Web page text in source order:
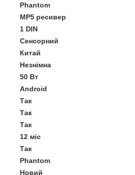
Phantom
MP5 ресивер
1 DIN
Сенсорний
Китай
Незнімна
50 Вт
Android
Так
Так
Так
12 міс
Так
Phantom
Новий